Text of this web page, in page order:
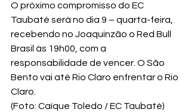
O próximo compromisso do EC
Taubaté será no dia 9 – quarta-feira,
recebendo no Joaquinzão o Red Bull
Brasil às 19h00, com a
responsabilidade de vencer. O São
Bento vai até Rio Claro enfrentar o Rio
Claro.
(Foto: Caíque Toledo / EC Taubaté)